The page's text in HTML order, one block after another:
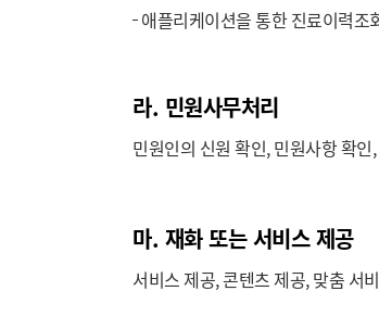
애플리케이션을 통한 진료이력조
라. 민원사무처리
민원인의 신원 확인, 민원사항 확
마. 재화 또는 서비스 제공
서비스 제공, 콘텐츠 제공, 맞춤 서